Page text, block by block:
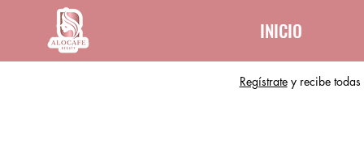
Regístratey recibe todas
INICIO